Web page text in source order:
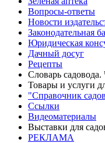
Вопросы-ответы
Новости
Законодательная
Юридическая
Дачный досуг
Рецепты
Словарь
Товары и услуги
"Справочник
Ссылки
Видеоматериалы
Выставки для
РЕКЛАМА